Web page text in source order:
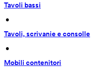
Tavoli bassi
•
Tavoli, scrivanie e consolle
•
Mobili contenitori